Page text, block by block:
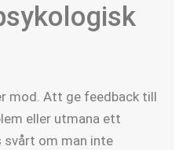
mod. Att ge feedback till
eller utmana ett
svårt om man inte